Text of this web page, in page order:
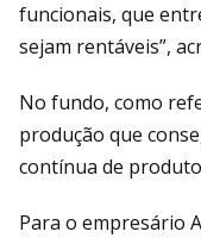
funcionais, que
sejam rentáveis”,
No fundo, como
produção que
contínua de
Para o empresário